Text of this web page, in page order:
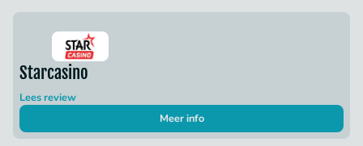
Starcasino
Lees review
Meer info